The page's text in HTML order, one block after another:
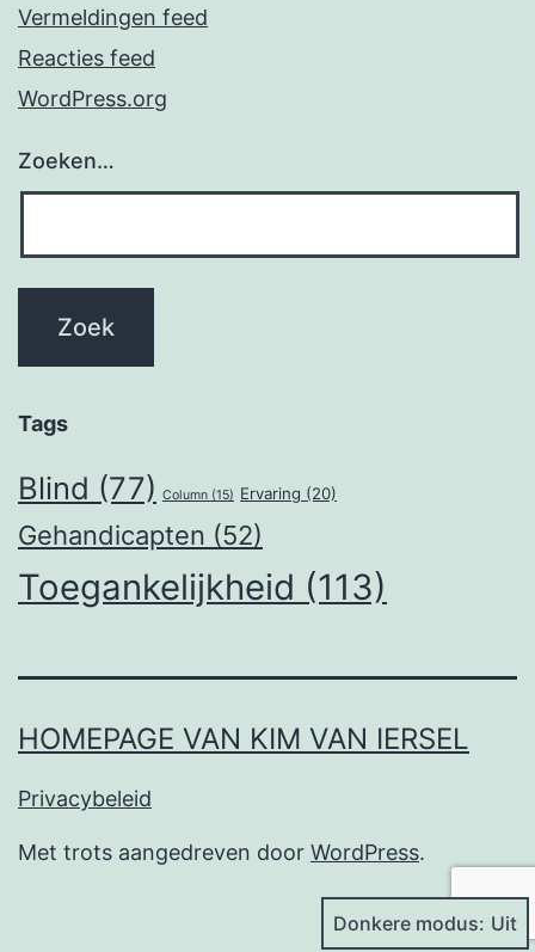
Vermeldingen feed
Reacties feed
WordPress.org
Zoeken…
Tags
Blind (77) Column (15) Ervaring (20)
Gehandicapten (52)
Toegankelijkheid (113)
HOMEPAGE VAN KIM VAN IERSEL
Privacybeleid
Met trots aangedreven door WordPress.
Donkere modus: